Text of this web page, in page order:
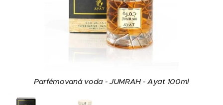
Parfémovaná voda - JUMRAH - Ayat 100ml